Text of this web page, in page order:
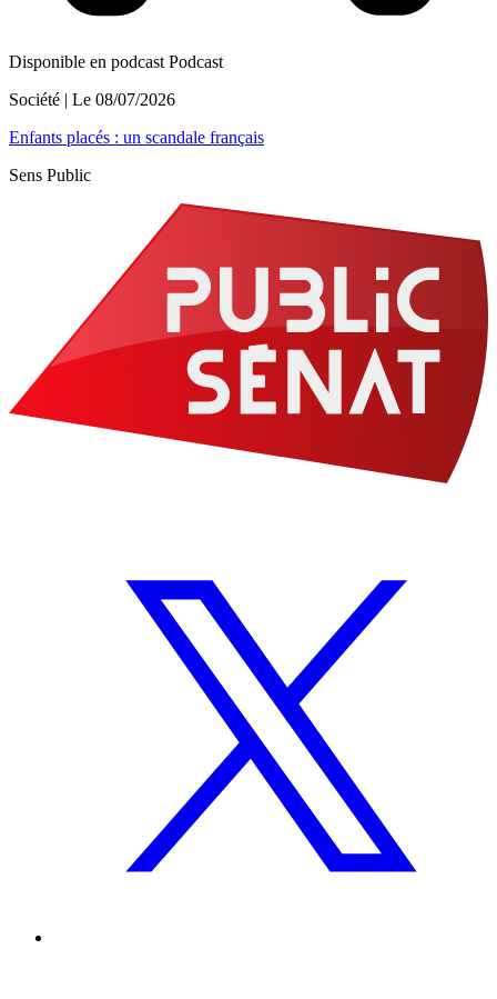
Disponible en podcast Podcast
Société | Le 08/07/2026
Enfants placés : un scandale français
Sens Public